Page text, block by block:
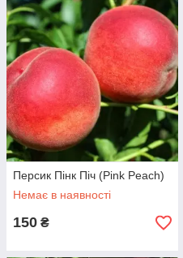
Персик Пінк Піч (Pink Peach)
Немає в наявності
150 ₴